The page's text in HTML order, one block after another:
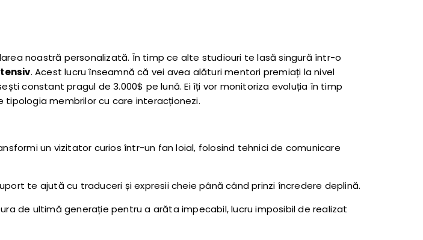
noastră personalizată. În timp ce alte studiouri te lasă singură într-o
. Acest lucru înseamnă că vei avea alături mentori premiați la nivel
constant pragul de 3.000$ pe lună. Ei îți vor monitoriza evoluția în timp
membrilor cu care interacționezi.
un vizitator curios într-un fan loial, folosind tehnici de comunicare
te ajută cu traduceri și expresii cheie până când prinzi încredere deplină.
de ultimă generație pentru a arăta impecabil, lucru imposibil de realizat